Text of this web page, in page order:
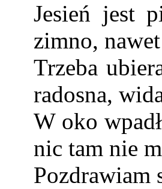
Jesień jest
zimno,
Trzeba
radosna,
W oko
nic tam nie
Pozdrawiam